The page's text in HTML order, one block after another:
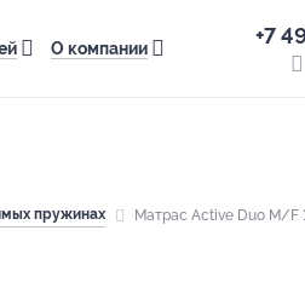
О компании +7
пружинах Матрас Active Duo M/F